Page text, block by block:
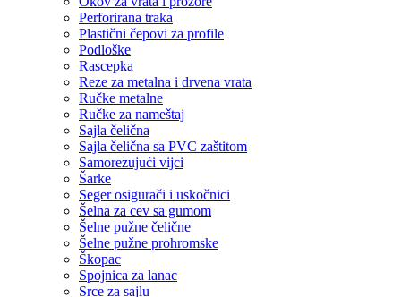
Perforirana traka
Plastični čepovi za profile
Podloške
Rascepka
Reze za metalna i drvena vrata
Ručke metalne
Ručke za nameštaj
Sajla čelična
Sajla čelična sa PVC zaštitom
Samorezujući vijci
Šarke
Seger osigurači i uskočnici
Šelna za cev sa gumom
Šelne pužne čelične
Šelne pužne prohromske
Škopac
Spojnica za lanac
Srce za sajlu